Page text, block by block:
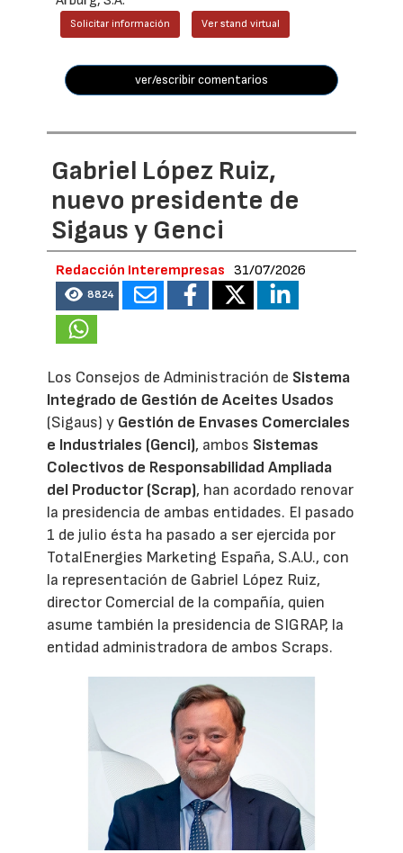
Solicitar información Ver stand virtual
ver/escribir comentarios
Gabriel López Ruiz,
nuevo presidente de
Sigaus y Genci
Redacción Interempresas 31/07/2026
8824
Los Consejos de Administración de Sistema
Integrado de Gestión de Aceites Usados
(Sigaus) y Gestión de Envases Comerciales
e Industriales (Genci), ambos Sistemas
Colectivos de Responsabilidad Ampliada
del Productor (Scrap), han acordado renovar
la presidencia de ambas entidades. El pasado
1 de julio ésta ha pasado a ser ejercida por
TotalEnergies Marketing España, S.A.U., con
la representación de Gabriel López Ruiz,
director Comercial de la compañía, quien
asume también la presidencia de SIGRAP, la
entidad administradora de ambos Scraps.